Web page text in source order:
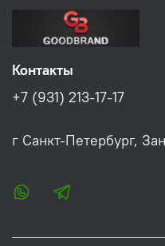
Контакты
+7 (931) 213-17-17
г Санкт-Петербург,